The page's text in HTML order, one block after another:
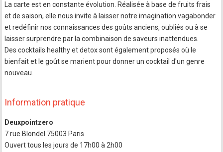
La carte est en constante évolution. Réalisée à base de fruits frais
et de saison, elle nous invite à laisser notre imagination vagabonder
et redéfinir nos connaissances des goûts anciens, oubliés ou à se
laisser surprendre par la combinaison de saveurs inattendues.
Des cocktails healthy et detox sont également proposés où le
bienfait et le goût se marient pour donner un cocktail d'un genre
nouveau.
Information pratique
Deuxpointzero
7 rue Blondel 75003 Paris
Ouvert tous les jours de 17h00 à 2h00